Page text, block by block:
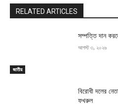
RELATED ARTICLES
জাতীয়
সম্পত্তি দান
আগস্ট ৩, ২০২৬
বিরোধী দলের
ফখরুল